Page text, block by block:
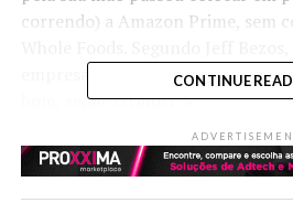
correndo) a Amazon Prime, sem
empresa seria “irreconhecível”. Já
bom, segue o Ghost
CONTINUE